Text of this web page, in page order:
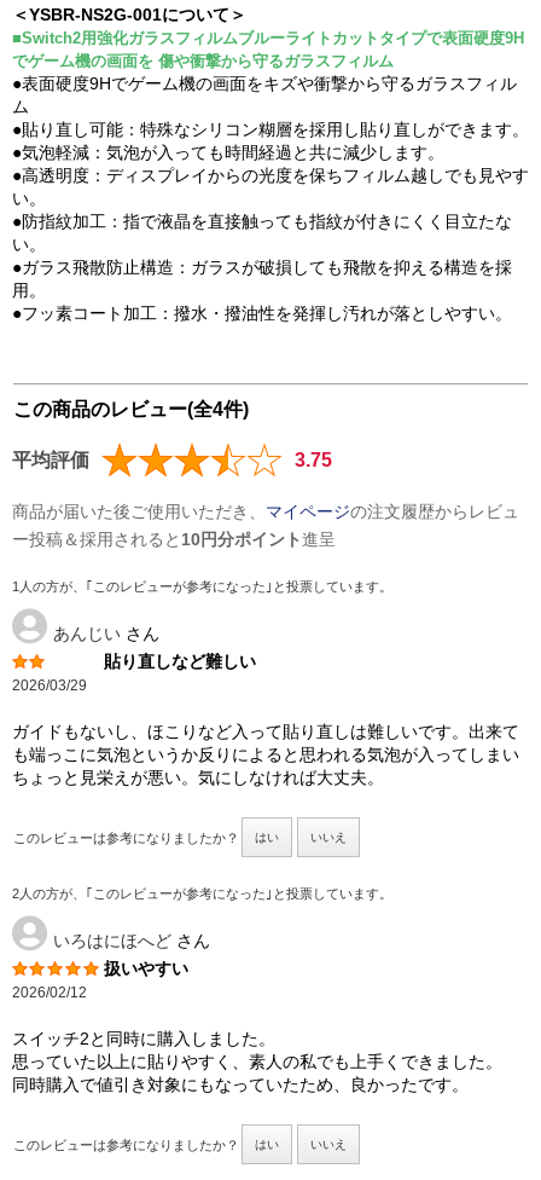
＜YSBR-NS2G-001について＞
■Switch2用強化ガラスフィルムブルーライトカットタイプで表面硬度9H
でゲーム機の画面を 傷や衝撃から守るガラスフィルム
●表面硬度9Hでゲーム機の画面をキズや衝撃から守るガラスフィル
ム
●貼り直し可能：特殊なシリコン糊層を採用し貼り直しができます。
●気泡軽減：気泡が入っても時間経過と共に減少します。
●高透明度：ディスプレイからの光度を保ちフィルム越しでも見やす
い。
●防指紋加工：指で液晶を直接触っても指紋が付きにくく目立たな
い。
●ガラス飛散防止構造：ガラスが破損しても飛散を抑える構造を採
用。
●フッ素コート加工：撥水・撥油性を発揮し汚れが落としやすい。
この商品のレビュー(全4件)
平均評価 3.75
商品が届いた後ご使用いただき、 マイページの注文履歴からレビュ
ー投稿＆採用されると 10円分ポイント進呈
1人の方が、｢このレビューが参考になった｣と投票しています。
あんじい さん
貼り直しなど難しい
2026/03/29
ガイドもないし、ほこりなど入って貼り直しは難しいです。出来て
も端っこに気泡というか反りによると思われる気泡が入ってしまい
ちょっと見栄えが悪い。気にしなければ大丈夫。
このレビューは参考になりましたか？ はい いいえ
2人の方が、｢このレビューが参考になった｣と投票しています。
いろはにほへど さん
扱いやすい
2026/02/12
スイッチ2と同時に購入しました。
思っていた以上に貼りやすく、素人の私でも上手くできました。
同時購入で値引き対象にもなっていたため、良かったです。
このレビューは参考になりましたか？ はい いいえ